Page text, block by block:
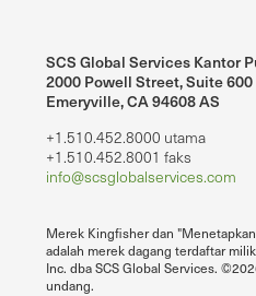
SCS Global Services Kantor
2000 Powell Street, Suite 600
Emeryville, CA 94608 AS
+1.510.452.8000 utama
+1.510.452.8001 faks
info@scsglobalservices.com
Merek Kingfisher dan
adalah merek dagang terdaftar
Inc. dba SCS Global Services.
undang.